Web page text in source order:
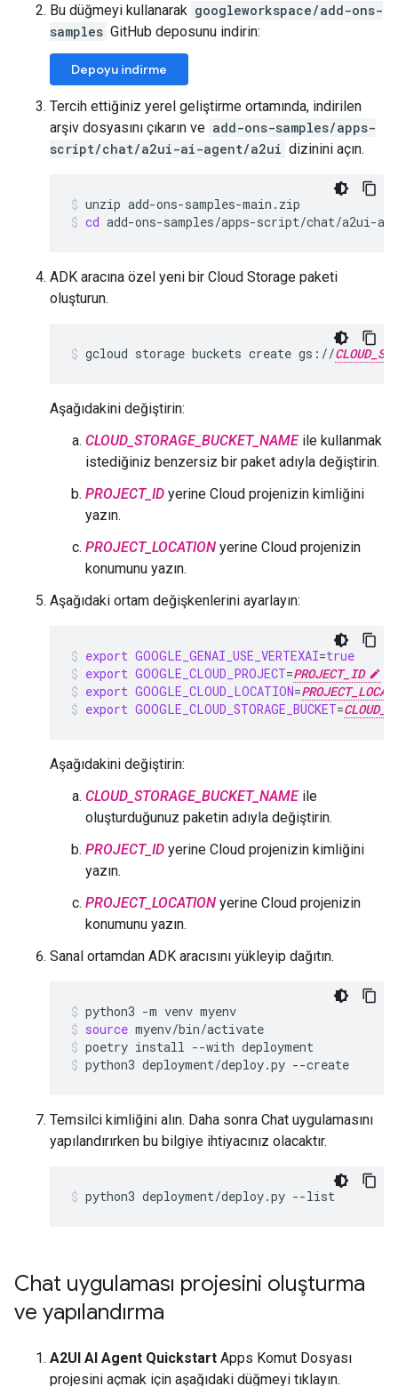
Bu düğmeyi kullanarak googleworkspace/add-ons-
samples GitHub deposunu indirin:
Depoyu indirme
Tercih ettiğiniz yerel geliştirme ortamında, indirilen
arşiv dosyasını çıkarın ve add-ons-samples/apps-
script/chat/a2ui-ai-agent/a2ui dizinini açın.
unzip add-ons-samples-main.zip
cd add-ons-samples/apps-script/chat/a2ui-
ADK aracına özel yeni bir Cloud Storage paketi
oluşturun.
gcloud storage buckets create gs://
Aşağıdakini değiştirin:
CLOUD_STORAGE_BUCKET_NAMEile kullanmak
istediğiniz benzersiz bir paket adıyla değiştirin.
PROJECT_ID yerine Cloud projenizin kimliğini
yazın.
PROJECT_LOCATION yerine Cloud projenizin
konumunu yazın.
Aşağıdaki ortam değişkenlerini ayarlayın:
export GOOGLE_GENAI_USE_VERTEXAI=true
export GOOGLE_CLOUD_PROJECT=PROJECT_ID
export GOOGLE_CLOUD_LOCATION=
export GOOGLE_CLOUD_STORAGE_BUCKET=
Aşağıdakini değiştirin:
CLOUD_STORAGE_BUCKET_NAMEile
oluşturduğunuz paketin adıyla değiştirin.
PROJECT_ID yerine Cloud projenizin kimliğini
yazın.
PROJECT_LOCATION yerine Cloud projenizin
konumunu yazın.
Sanal ortamdan ADK aracısını yükleyip dağıtın.
python3 -m venv myenv
source myenv/bin/activate
poetry install --with deployment
python3 deployment/deploy.py --create
Temsilci kimliğini alın. Daha sonra Chat uygulamasını
yapılandırırken bu bilgiye ihtiyacınız olacaktır.
python3 deployment/deploy.py --list
Chat uygulaması projesini oluşturma
ve yapılandırma
A2UI AI Agent Quickstart Apps Komut Dosyası
projesini açmak için aşağıdaki düğmeyi tıklayın.